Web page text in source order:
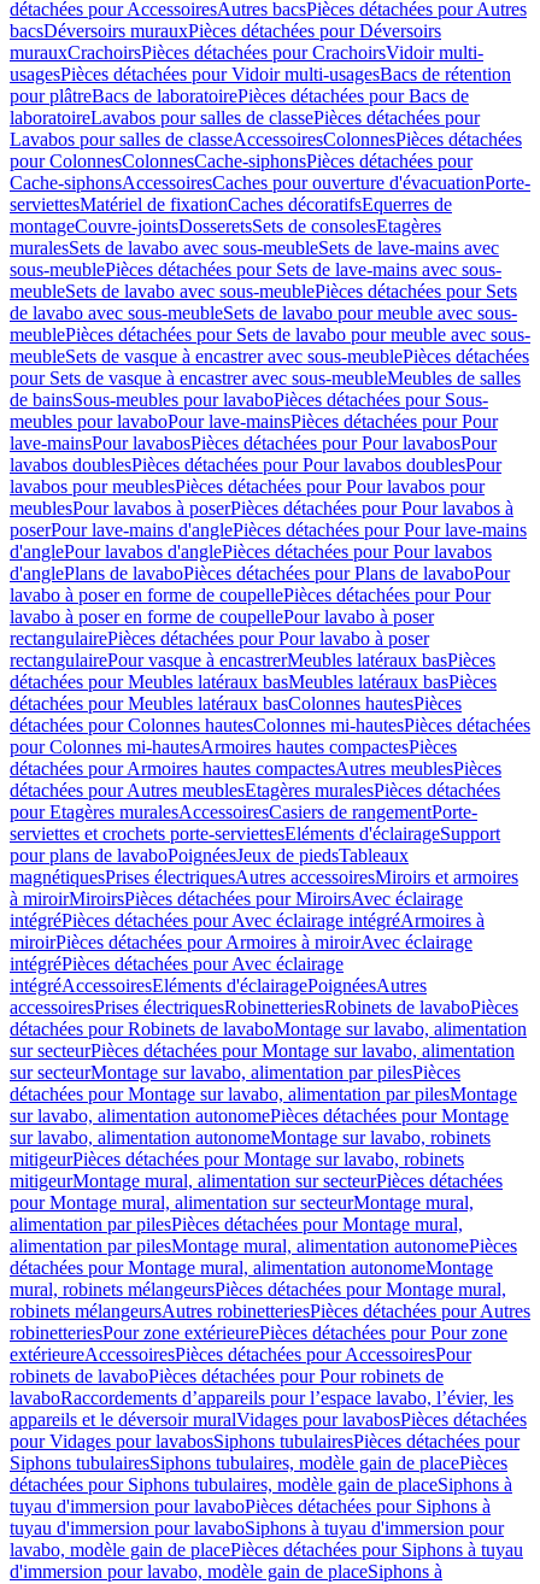
détachées pour AccessoiresAutres bacsPièces détachées pour Autres
bacsDéversoirs murauxPièces détachées pour Déversoirs
murauxCrachoirsPièces détachées pour CrachoirsVidoir multi-
usagesPièces détachées pour Vidoir multi-usagesBacs de rétention
pour plâtreBacs de laboratoirePièces détachées pour Bacs de
laboratoireLavabos pour salles de classePièces détachées pour
Lavabos pour salles de classeAccessoiresColonnesPièces détachées
pour ColonnesColonnesCache-siphonsPièces détachées pour
Cache-siphonsAccessoiresCaches pour ouverture d'évacuationPorte-
serviettesMatériel de fixationCaches décoratifsEquerres de
montageCouvre-jointsDosseretsSets de consolesEtagères
muralesSets de lavabo avec sous-meubleSets de lave-mains avec
sous-meublePièces détachées pour Sets de lave-mains avec sous-
meubleSets de lavabo avec sous-meublePièces détachées pour Sets
de lavabo avec sous-meubleSets de lavabo pour meuble avec sous-
meublePièces détachées pour Sets de lavabo pour meuble avec sous-
meubleSets de vasque à encastrer avec sous-meublePièces détachées
pour Sets de vasque à encastrer avec sous-meubleMeubles de salles
de bainsSous-meubles pour lavaboPièces détachées pour Sous-
meubles pour lavaboPour lave-mainsPièces détachées pour Pour
lave-mainsPour lavabosPièces détachées pour Pour lavabosPour
lavabos doublesPièces détachées pour Pour lavabos doublesPour
lavabos pour meublesPièces détachées pour Pour lavabos pour
meublesPour lavabos à poserPièces détachées pour Pour lavabos à
poserPour lave-mains d'anglePièces détachées pour Pour lave-mains
d'anglePour lavabos d'anglePièces détachées pour Pour lavabos
d'anglePlans de lavaboPièces détachées pour Plans de lavaboPour
lavabo à poser en forme de coupellePièces détachées pour Pour
lavabo à poser en forme de coupellePour lavabo à poser
rectangulairePièces détachées pour Pour lavabo à poser
rectangulairePour vasque à encastrerMeubles latéraux basPièces
détachées pour Meubles latéraux basMeubles latéraux basPièces
détachées pour Meubles latéraux basColonnes hautesPièces
détachées pour Colonnes hautesColonnes mi-hautesPièces détachées
pour Colonnes mi-hautesArmoires hautes compactesPièces
détachées pour Armoires hautes compactesAutres meublesPièces
détachées pour Autres meublesEtagères muralesPièces détachées
pour Etagères muralesAccessoiresCasiers de rangementPorte-
serviettes et crochets porte-serviettesEléments d'éclairageSupport
pour plans de lavaboPoignéesJeux de piedsTableaux
magnétiquesPrises électriquesAutres accessoiresMiroirs et armoires
à miroirMiroirsPièces détachées pour MiroirsAvec éclairage
intégréPièces détachées pour Avec éclairage intégréArmoires à
miroirPièces détachées pour Armoires à miroirAvec éclairage
intégréPièces détachées pour Avec éclairage
intégréAccessoiresEléments d'éclairagePoignéesAutres
accessoiresPrises électriquesRobinetteriesRobinets de lavaboPièces
détachées pour Robinets de lavaboMontage sur lavabo, alimentation
sur secteurPièces détachées pour Montage sur lavabo, alimentation
sur secteurMontage sur lavabo, alimentation par pilesPièces
détachées pour Montage sur lavabo, alimentation par pilesMontage
sur lavabo, alimentation autonomePièces détachées pour Montage
sur lavabo, alimentation autonomeMontage sur lavabo, robinets
mitigeurPièces détachées pour Montage sur lavabo, robinets
mitigeurMontage mural, alimentation sur secteurPièces détachées
pour Montage mural, alimentation sur secteurMontage mural,
alimentation par pilesPièces détachées pour Montage mural,
alimentation par pilesMontage mural, alimentation autonomePièces
détachées pour Montage mural, alimentation autonomeMontage
mural, robinets mélangeursPièces détachées pour Montage mural,
robinets mélangeursAutres robinetteriesPièces détachées pour Autres
robinetteriesPour zone extérieurePièces détachées pour Pour zone
extérieureAccessoiresPièces détachées pour AccessoiresPour
robinets de lavaboPièces détachées pour Pour robinets de
lavaboRaccordements d’appareils pour l’espace lavabo, l’évier, les
appareils et le déversoir muralVidages pour lavabosPièces détachées
pour Vidages pour lavabosSiphons tubulairesPièces détachées pour
Siphons tubulairesSiphons tubulaires, modèle gain de placePièces
détachées pour Siphons tubulaires, modèle gain de placeSiphons à
tuyau d'immersion pour lavaboPièces détachées pour Siphons à
tuyau d'immersion pour lavaboSiphons à tuyau d'immersion pour
lavabo, modèle gain de placePièces détachées pour Siphons à tuyau
d'immersion pour lavabo, modèle gain de placeSiphons à